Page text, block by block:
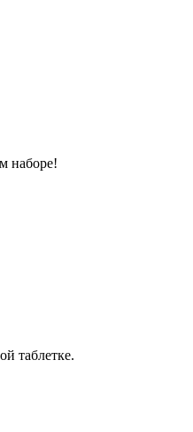
наборе!
таблетке.